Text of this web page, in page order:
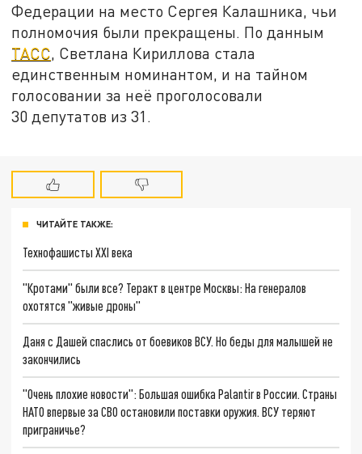
Федерации на место Сергея Калашника, чьи
полномочия были прекращены. По данным
ТАСС, Светлана Кириллова стала
единственным номинантом, и на тайном
голосовании за неё проголосовали
30 депутатов из 31.
ЧИТАЙТЕ ТАКЖЕ:
Технофашисты XXI века
"Кротами" были все? Теракт в центре Москвы: На генералов
охотятся "живые дроны"
Даня с Дашей спаслись от боевиков ВСУ. Но беды для малышей не
закончились
"Очень плохие новости": Большая ошибка Palantir в России. Страны
НАТО впервые за СВО остановили поставки оружия. ВСУ теряют
приграничье?